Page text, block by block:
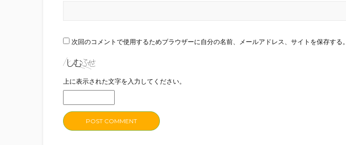
次回のコメントで使用するためブラウザーに自分の名前、メールアドレス、サイトを保存する。
上に表示された文字を入力してください。